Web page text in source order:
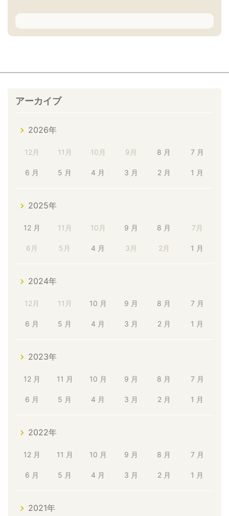
アーカイブ
2026年
12月 11月 10月 9月 8 月 7 月
6 月 5 月 4 月 3 月 2 月 1 月
2025年
12 月 11月 10月 9 月 8 月 7月
6月 5月 4 月 3月 2月 1 月
2024年
12月 11月 10 月 9 月 8 月 7 月
6 月 5 月 4 月 3 月 2 月 1 月
2023年
12 月 11 月 10 月 9 月 8 月 7 月
6 月 5 月 4 月 3 月 2 月 1 月
2022年
12 月 11 月 10 月 9 月 8 月 7 月
6 月 5 月 4 月 3 月 2 月 1 月
2021年